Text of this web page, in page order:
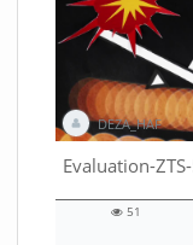
DEZA_HAF
05:33 duration
51